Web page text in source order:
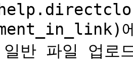
반 파일 업로